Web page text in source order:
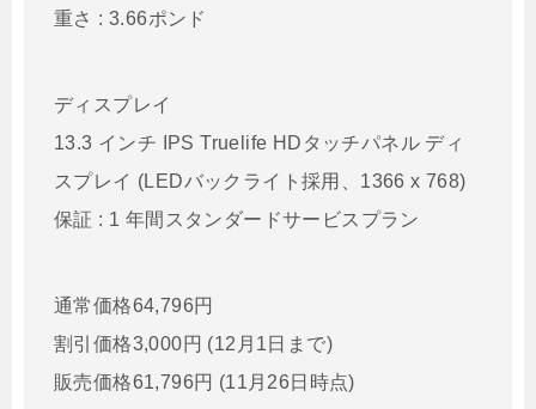
重さ : 3.66ポンド
ディスプレイ
13.3 インチ IPS Truelife HDタッチパネル ディ
スプレイ (LEDバックライト採用、1366 x 768)
保証 : 1 年間スタンダードサービスプラン
通常価格64,796円
割引価格3,000円 (12月1日まで)
販売価格61,796円 (11月26日時点)